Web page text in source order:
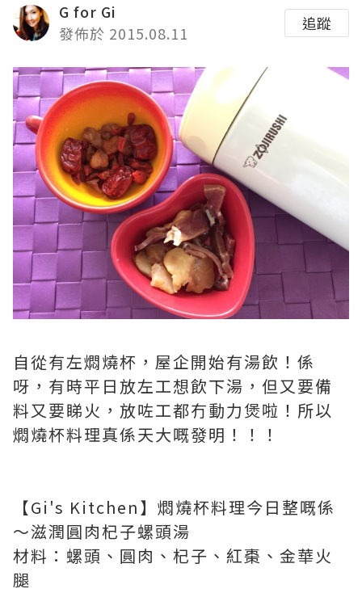
G for Gi
發佈於 2015.08.11
追蹤
自從有左燜燒杯，屋企開始有湯飲！係
呀，有時平日放左工想飲下湯，但又要備
料又要睇火，放咗工都冇動力煲啦！所以
燜燒杯料理真係天大嘅發明！！！
【Gi's Kitchen】燜燒杯料理今日整嘅係
～滋潤圓肉杞子螺頭湯
材料：螺頭、圓肉、杞子、紅棗、金華火
腿